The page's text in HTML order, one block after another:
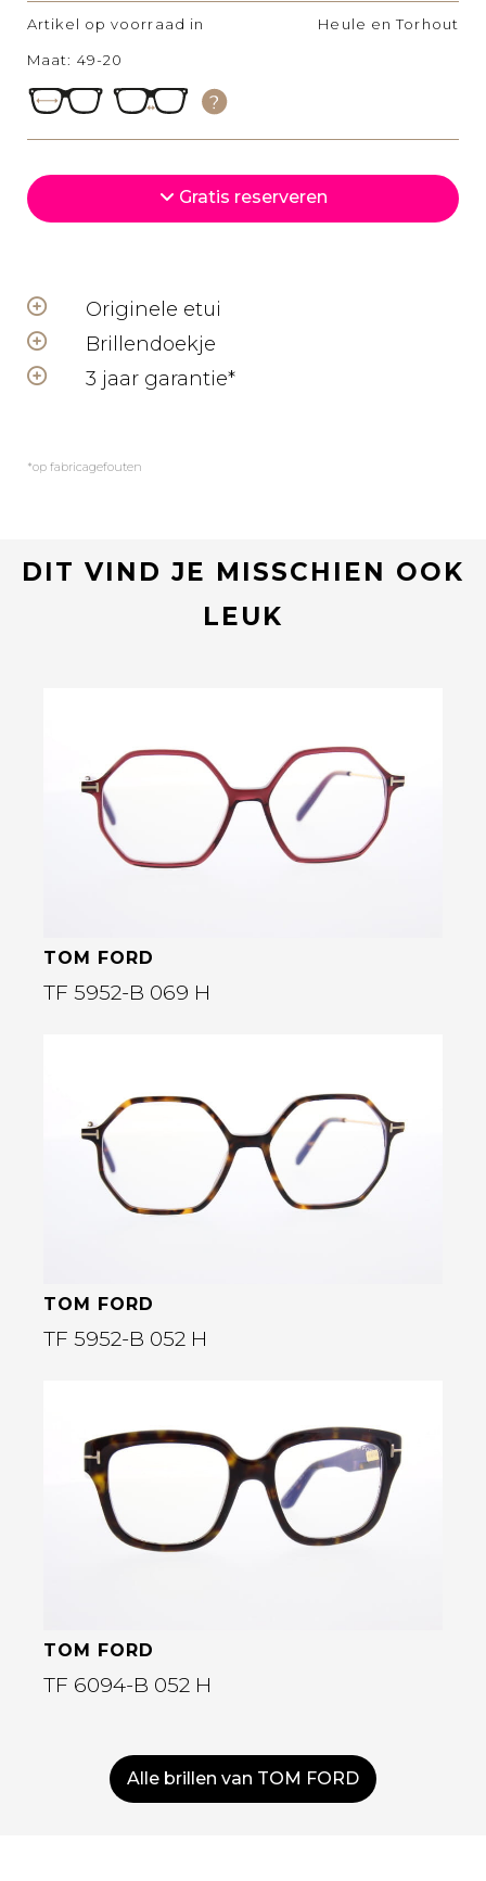
Artikel op voorraad in Heule en Torhout
Maat: 49-20
Gratis reserveren
Originele etui
Brillendoekje
3 jaar garantie*
*op fabricagefouten
DIT VIND JE MISSCHIEN OOK
LEUK
Bekijk deze bril
TOM FORD
TF 5952-B 069 H
Bekijk deze bril
TOM FORD
TF 5952-B 052 H
Bekijk deze bril
TOM FORD
TF 6094-B 052 H
Alle brillen van TOM FORD